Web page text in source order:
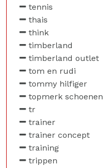
tennis
thais
think
timberland
timberland outlet
tom en rudi
tommy hilfiger
topmerk schoenen
tr
trainer
trainer concept
training
trippen